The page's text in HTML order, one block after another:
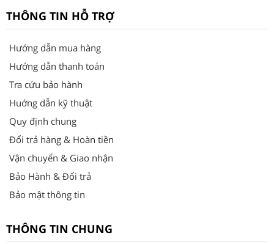
THÔNG TIN HỖ TRỢ
Hướng dẫn mua hàng
Hướng dẫn thanh toán
Tra cứu bảo hành
Huớng dẫn kỹ thuật
Quy định chung
Đổi trả hàng & Hoàn tiền
Vận chuyển & Giao nhận
Bảo Hành & Đổi trả
Bảo mật thông tin
THÔNG TIN CHUNG